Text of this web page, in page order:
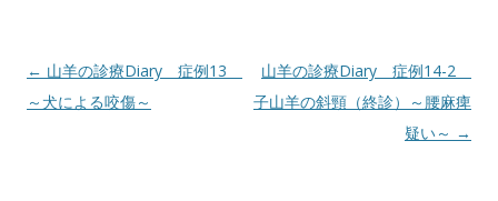
Post
navigation
← 山羊の診療Diary 症例13
～犬による咬傷～
山羊の診療Diary 症例14-2
子山羊の斜頸（終診）～腰麻痺
疑い～ →